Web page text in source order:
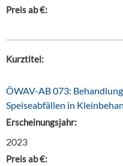
Preis ab €:
Kurztitel:
ÖWAV-AB 073:
Speiseabfällen in
Erscheinungsjahr:
2023
Preis ab €: